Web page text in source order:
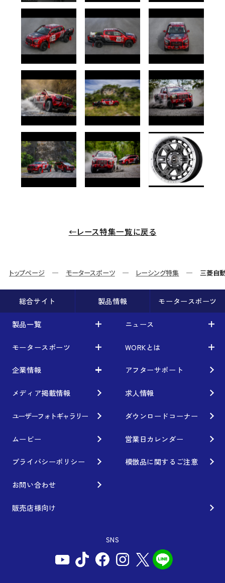
←レース特集一覧に戻る
トップページ モータースポーツ レーシング特集 三菱自
総合サイト 製品情報 モータースポーツ
製品一覧
製品一覧
車から検索
利用条件／注意事項
ブランド紹介
ホイール情報
カスタムオーダープラン
インフォメーション
ニュース
ニュース
お知らせ
イベント情報
モータースポーツ
モータースポーツ
レーシング特集
Gymkhana
DIRT TRIAL
SUPER GT
Rally
GR86/BRZ Cup
WORKとは
WORKとは
テクノロジー
クオリティー
デザイン
企業情報
企業情報
フィロソフィー
経営理念
私たちのあるべき姿
工場概要
会社沿革
ISO9001取得について
アフターサポート
メディア掲載情報 求人情報
ユーザーフォトギャラリー ダウンロードコーナー
ムービー 営業日カレンダー
プライバシーポリシー 模倣品に関するご注意
お問い合わせ
販売店様向け
SNS